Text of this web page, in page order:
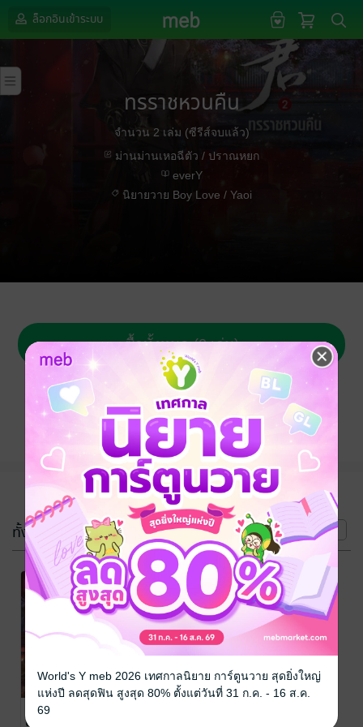
ล็อกอินเข้าระบบ
ทรราชหวนคืน
จำนวน 2 เล่ม (ซีรีส์จบแล้ว)
ม่านม่านเหอฉีตัว / ปราณหยก
everY
นิยายวาย Boy Love / Yaoi
ซื้อทั้งหมด (2 เล่ม)
ติดตาม แชร์
ทั้งหมด (2 เล่ม) หน้าที่ 1
-20%
ทรราชหวนคืน
เล่ม 2
-20%
World's Y meb 2026 เทศกาลนิยาย การ์ตูนวาย สุดยิ่งใหญ่
แห่งปี ลดสุดฟิน สูงสุด 80% ตั้งแต่วันที่ 31 ก.ค. - 16 ส.ค.
69